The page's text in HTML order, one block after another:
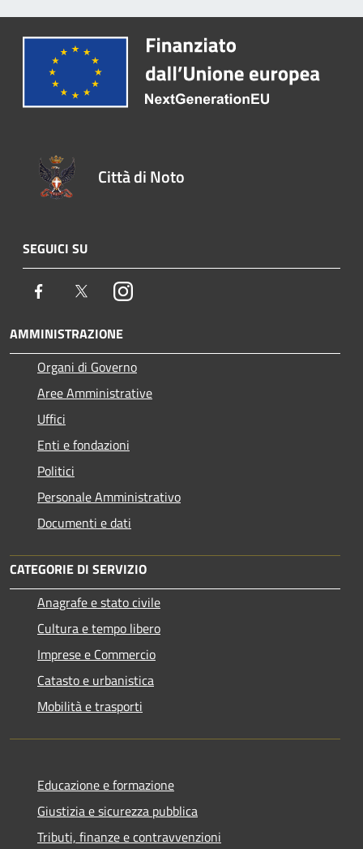
Città di Noto
SEGUICI SU
Facebook TwitterInstagram
AMMINISTRAZIONE
Organi di Governo
Aree Amministrative
Uffici
Enti e fondazioni
Politici
Personale Amministrativo
Documenti e dati
CATEGORIE DI SERVIZIO
Anagrafe e stato civile
Cultura e tempo libero
Imprese e Commercio
Catasto e urbanistica
Mobilità e trasporti
Educazione e formazione
Giustizia e sicurezza pubblica
Tributi, finanze e contravvenzioni